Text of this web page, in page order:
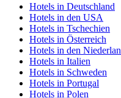
Hotels in Deutschland
Hotels in den USA
Hotels in Tschechien
Hotels in Österreich
Hotels in den
Hotels in Italien
Hotels in Schweden
Hotels in Portugal
Hotels in Polen